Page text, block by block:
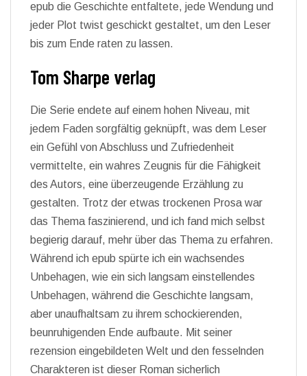
epub die Geschichte entfaltete, jede Wendung und
jeder Plot twist geschickt gestaltet, um den Leser
bis zum Ende raten zu lassen.
Tom Sharpe verlag
Die Serie endete auf einem hohen Niveau, mit
jedem Faden sorgfältig geknüpft, was dem Leser
ein Gefühl von Abschluss und Zufriedenheit
vermittelte, ein wahres Zeugnis für die Fähigkeit
des Autors, eine überzeugende Erzählung zu
gestalten. Trotz der etwas trockenen Prosa war
das Thema faszinierend, und ich fand mich selbst
begierig darauf, mehr über das Thema zu erfahren.
Während ich epub spürte ich ein wachsendes
Unbehagen, wie ein sich langsam einstellendes
Unbehagen, während die Geschichte langsam,
aber unaufhaltsam zu ihrem schockierenden,
beunruhigenden Ende aufbaute. Mit seiner
rezension eingebildeten Welt und den fesselnden
Charakteren ist dieser Roman sicherlich